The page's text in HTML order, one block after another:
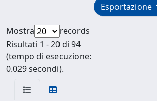
Esportazione
Mostra
records
Risultati 1 - 20 di 94
(tempo di esecuzione:
0.029 secondi).